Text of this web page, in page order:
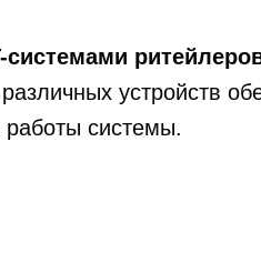
системами
устройств
системы.